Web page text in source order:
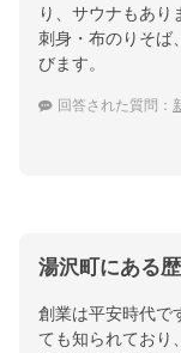
り、サウナもあり
刺身・布のりそば
びます。
回答された質問：
湯沢町にある
創業は平安時代で
ても知られており